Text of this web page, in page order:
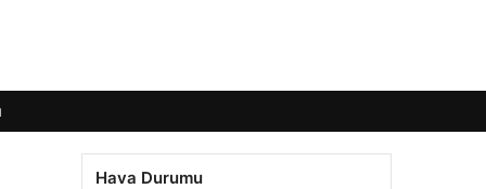
Hava Durumu